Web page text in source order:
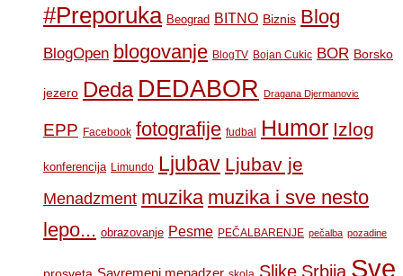
#Preporuka Beograd BITNO Biznis Blog
BlogOpen blogovanje BlogTV Bojan Cukic BOR Borsko
jezero Deda DEDABOR Dragana Djermanovic
EPP Facebook fotografije fudbal Humor Izlog
konferencija Limundo Ljubav Ljubav je
Menadzment muzika muzika i sve nesto
lepo... obrazovanje Pesme PEČALBARENJE pečalba pozadine
Savremeni menadzer Slike Srbija Sve